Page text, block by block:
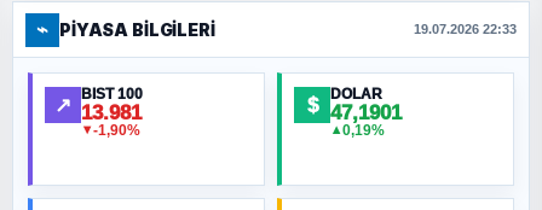
FERHAT BÜYÜKKALKAN
Ankara Zirvesi: NATO Toplantısı mı, Yeni
Ortadoğu Haritasının Provası mı?
⌁ PIYASA BILGILERI 19.07.2026 22:33
↗ BIST 100
13.981
▼-1,90%
$ DOLAR
47,1901
▲0,19%